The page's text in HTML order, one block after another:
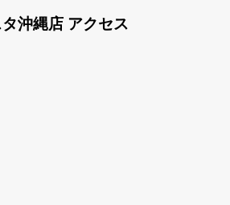
タ沖縄店 アクセス